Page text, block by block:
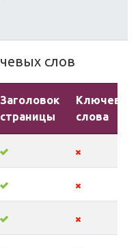
слов
Заголовок
страницы
Ключевые
слова